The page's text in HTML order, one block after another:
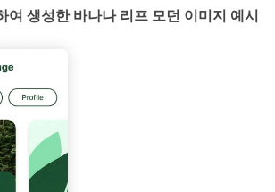
생성한 바나나 리프 모던 이미지 예시